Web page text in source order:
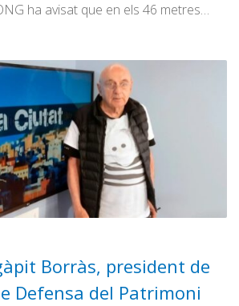
ha avisat que en els 46 metres…
Borràs, president de
Defensa del Patrimoni